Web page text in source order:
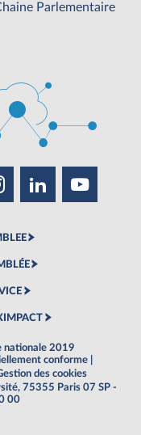
Parlementaire
nationale 2019
conforme
des cookies
75355 Paris 07 SP -
00